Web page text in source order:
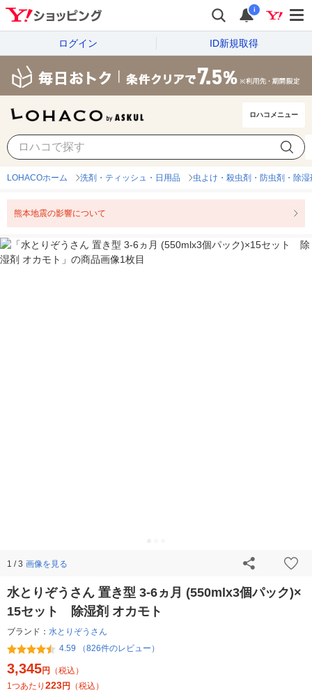
i
ログイン ID新規取得
ロハコメニュー
LOHACOホーム 洗剤・ティッシュ・日用品 虫よけ・殺虫剤・防虫剤・除湿
熊本地震の影響について
1 / 3 画像を見る
水とりぞうさん 置き型 3-6ヵ月 (550mlx3個パック)×
15セット 除湿剤 オカモト
ブランド： 水とりぞうさん
4.59 （826件のレビュー）
3,345円
（税込）
1つあたり 223円 （税込）